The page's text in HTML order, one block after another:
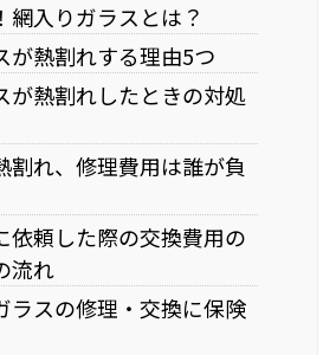
網入りガラスとは？
が熱割れする理由5つ
が熱割れしたときの対処
割れ、修理費用は誰が負
依頼した際の交換費用の
流れ
ラスの修理・交換に保険